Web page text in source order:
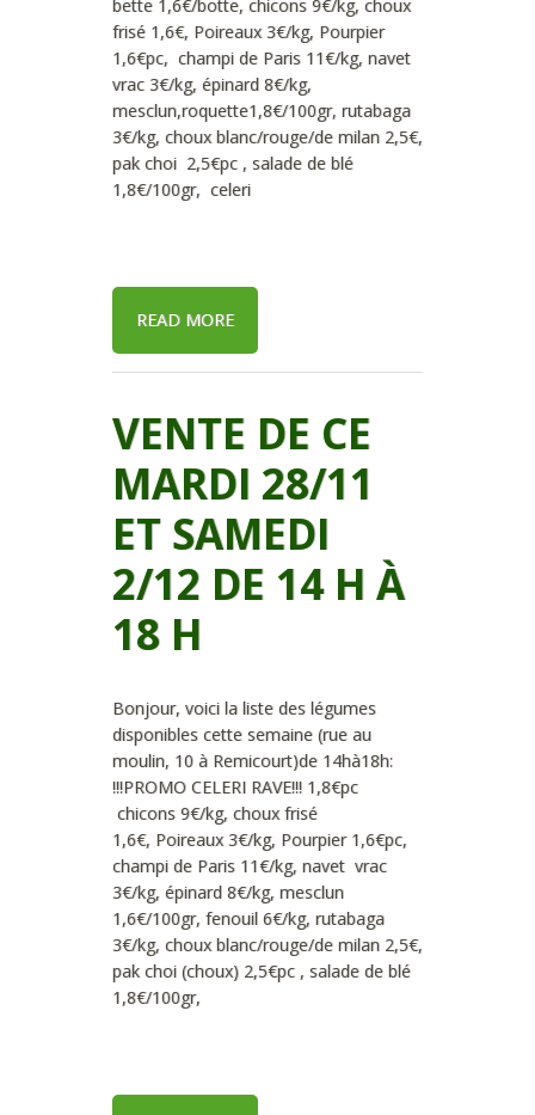
bette 1,6€/botte, chicons 9€/kg, choux
frisé 1,6€, Poireaux 3€/kg, Pourpier
1,6€pc, champi de Paris 11€/kg, navet
vrac 3€/kg, épinard 8€/kg,
mesclun,roquette1,8€/100gr, rutabaga
3€/kg, choux blanc/rouge/de milan 2,5€,
pak choi 2,5€pc , salade de blé
1,8€/100gr, celeri
READ MORE
VENTE DE CE
MARDI 28/11
ET SAMEDI
2/12 DE 14 H À
18 H
Bonjour, voici la liste des légumes
disponibles cette semaine (rue au
moulin, 10 à Remicourt)de 14hà18h:
!!!PROMO CELERI RAVE!!! 1,8€pc
chicons 9€/kg, choux frisé
1,6€, Poireaux 3€/kg, Pourpier 1,6€pc,
champi de Paris 11€/kg, navet vrac
3€/kg, épinard 8€/kg, mesclun
1,6€/100gr, fenouil 6€/kg, rutabaga
3€/kg, choux blanc/rouge/de milan 2,5€,
pak choi (choux) 2,5€pc , salade de blé
1,8€/100gr,